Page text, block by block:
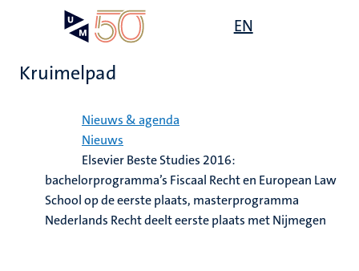
EN
Kruimelpad
Nieuws & agenda
Nieuws
Elsevier Beste Studies 2016:
bachelorprogramma’s Fiscaal Recht en European Law
School op de eerste plaats, masterprogramma
Nederlands Recht deelt eerste plaats met Nijmegen